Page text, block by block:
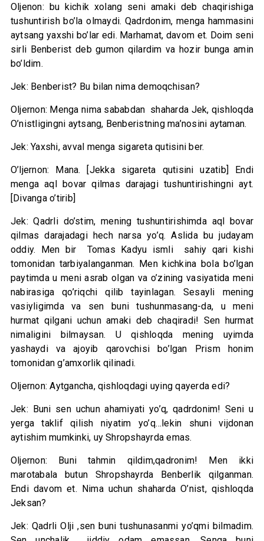
Oljenon: bu kichik xolang seni amaki deb chaqirishiga
tushuntirish bo’la olmaydi. Qadrdonim, menga hammasini
aytsang yaxshi bo’lar edi. Marhamat, davom et. Doim seni
sirli Benberist deb gumon qilardim va hozir bunga amin
bo’ldim.
Jek: Benberist? Bu bilan nima demoqchisan?
Oljernon: Menga nima sababdan shaharda Jek, qishloqda
O’nistligingni aytsang, Benberistning ma’nosini aytaman.
Jek: Yaxshi, avval menga sigareta qutisini ber.
O’ljernon: Mana. [Jekka sigareta qutisini uzatib] Endi
menga aql bovar qilmas darajagi tushuntirishingni ayt.
[Divanga o’tirib]
Jek: Qadrli do’stim, mening tushuntirishimda aql bovar
qilmas darajadagi hech narsa yo’q. Aslida bu judayam
oddiy. Men bir Tomas Kadyu ismli sahiy qari kishi
tomonidan tarbiyalanganman. Men kichkina bola bo’lgan
paytimda u meni asrab olgan va o’zining vasiyatida meni
nabirasiga qo’riqchi qilib tayinlagan. Sesayli mening
vasiyligimda va sen buni tushunmasang-da, u meni
hurmat qilgani uchun amaki deb chaqiradi! Sen hurmat
nimaligini bilmaysan. U qishloqda mening uyimda
yashaydi va ajoyib qarovchisi bo’lgan Prism honim
tomonidan g’amxorlik qilinadi.
Oljernon: Aytgancha, qishloqdagi uying qayerda edi?
Jek: Buni sen uchun ahamiyati yo’q, qadrdonim! Seni u
yerga taklif qilish niyatim yo’q…lekin shuni vijdonan
aytishim mumkinki, uy Shropshayrda emas.
Oljernon: Buni tahmin qildim,qadronim! Men ikki
marotabala butun Shropshayrda Benberlik qilganman.
Endi davom et. Nima uchun shaharda O’nist, qishloqda
Jeksan?
Jek: Qadrli Olji ,sen buni tushunasanmi yo’qmi bilmadim.